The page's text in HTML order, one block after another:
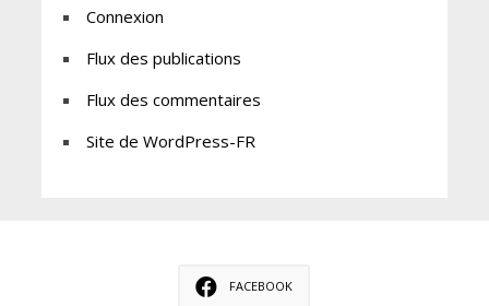
Connexion
Flux des publications
Flux des commentaires
Site de WordPress-FR
FACEBOOK